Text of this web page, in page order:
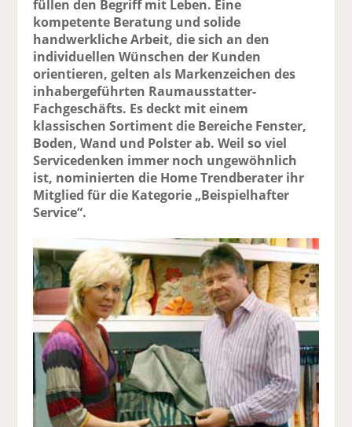
füllen den Begriff mit Leben. Eine
kompetente Beratung und solide
handwerkliche Arbeit, die sich an den
individuellen Wünschen der Kunden
orientieren, gelten als Markenzeichen des
inhabergeführten Raumausstatter-
Fachgeschäfts. Es deckt mit einem
klassischen Sortiment die Bereiche Fenster,
Boden, Wand und Polster ab. Weil so viel
Servicedenken immer noch ungewöhnlich
ist, nominierten die Home Trendberater ihr
Mitglied für die Kategorie „Beispielhafter
Service“.